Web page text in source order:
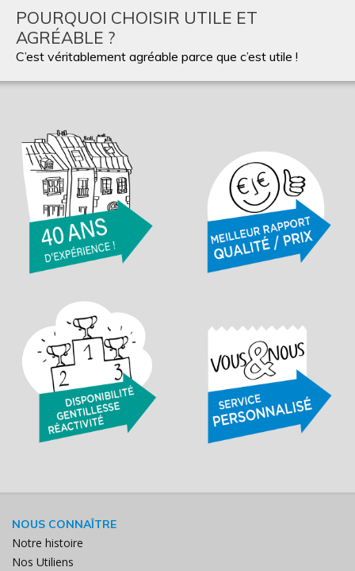
POURQUOI CHOISIR UTILE ET
AGRÉABLE ?
C’est véritablement agréable parce que c’est utile !
NOUS CONNAÎTRE
Notre histoire
Nos Utiliens